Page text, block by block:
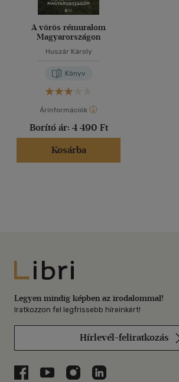
A vörös rémuralom
Magyarországon
Huszár Károly
Könyv
Árinformációk
Borító ár: 4 490 Ft
Kosárba
Libri
Legyen mindig képben az irodalommal!
Iratkozzon fel legfrissebb híreinkért!
Hírlevél-feliratkozás
Libri a Facebookon
Libri a Youtube-on
Libri az Instagramon
Libri a LinkedInen